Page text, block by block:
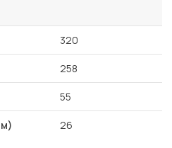
320
258
55
26